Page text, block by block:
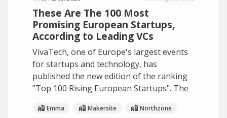
These Are The 100 Most
Promising European Startups,
According to Leading VCs
VivaTech, one of Europe's largest events
for startups and technology, has
published the new edition of the ranking
"Top 100 Rising European Startups". The
Emma Makersite
Northzone